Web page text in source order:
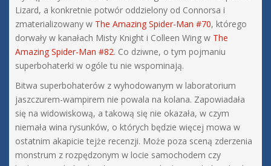
Lizard, a konkretnie potwór oddzielony od Connorsa i
zmaterializowany w The Amazing Spider-Man #70, którego
dorwały w kanałach Misty Knight i Colleen Wing w The
Amazing Spider-Man #82. Co dziwne, o tym pojmaniu
superbohaterki w ogóle tu nie wspominają.
Bitwa superbohaterów z wyhodowanym w laboratorium
jaszczurem-wampirem nie powala na kolana. Zapowiadała
się na widowiskową, a takową się nie okazała, w czym
niemała wina rysunków, o których będzie więcej mowa w
ostatnim akapicie tejże recenzji. Może poza sceną zderzenia
monstrum z rozpędzonym w locie samochodem czy